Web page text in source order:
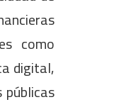
como
digital,